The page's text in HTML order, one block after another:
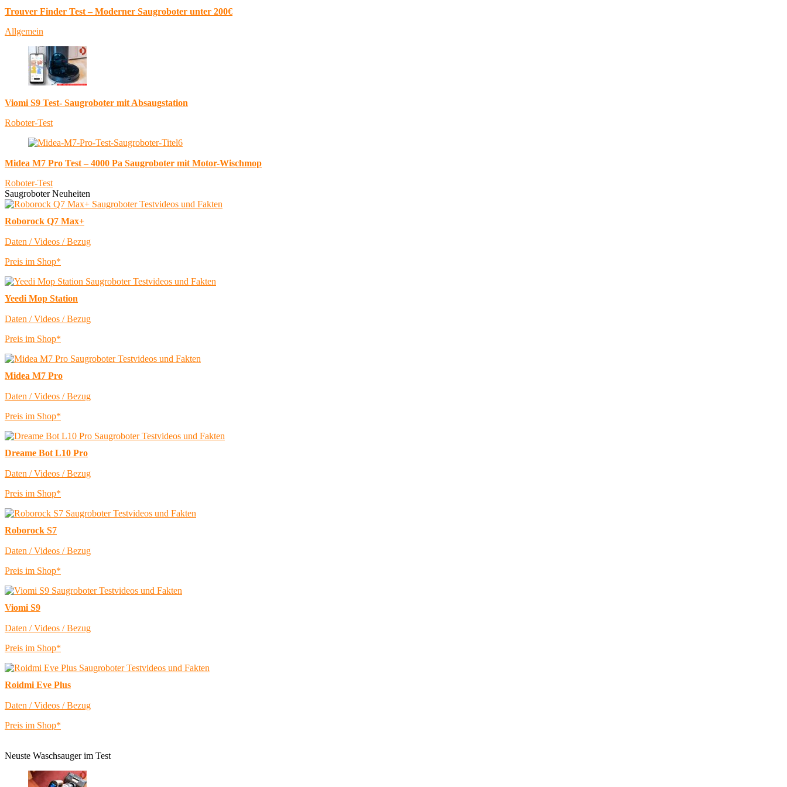
Trouver Finder Test – Moderner Saugroboter unter 200€
Allgemein
Viomi S9 Test- Saugroboter mit Absaugstation
Roboter-Test
Midea M7 Pro Test – 4000 Pa Saugroboter mit Motor-Wischmop
Roboter-Test
Saugroboter Neuheiten
Roborock Q7 Max+
Daten / Videos / Bezug
Preis im Shop*
Yeedi Mop Station
Daten / Videos / Bezug
Preis im Shop*
Midea M7 Pro
Daten / Videos / Bezug
Preis im Shop*
Dreame Bot L10 Pro
Daten / Videos / Bezug
Preis im Shop*
Roborock S7
Daten / Videos / Bezug
Preis im Shop*
Viomi S9
Daten / Videos / Bezug
Preis im Shop*
Roidmi Eve Plus
Daten / Videos / Bezug
Preis im Shop*
Neuste Waschsauger im Test